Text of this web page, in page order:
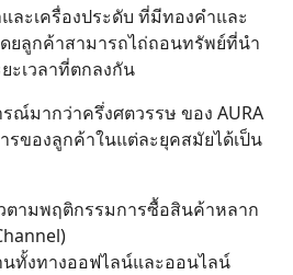
ละเครื่องประดับ ที่มีทองคำและ
ยลูกค้าสามารถไถ่ถอนทรัพย์ที่นำ
ะเวลาที่ตกลงกัน
ณ์มากว่าครึ่งศตวรรษ ของ AURA
รของลูกค้าในแต่ละยุคสมัยได้เป็น
ตามพฤติกรรมการซื้อสินค้าหลาก
ทั้งทางออฟไลน์และออนไลน์